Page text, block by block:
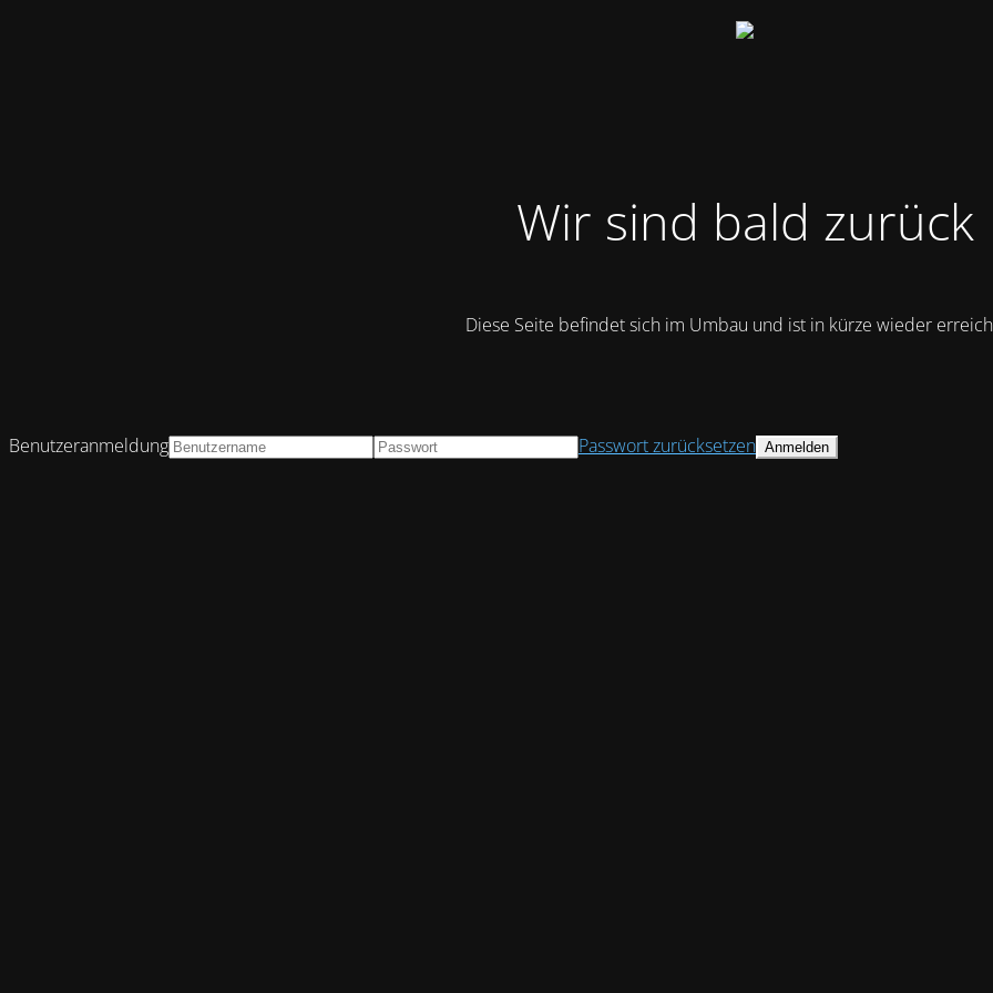
Wir sind bald zurück
Diese Seite befindet sich im Umbau und ist in kürze wieder
Benutzeranmeldung Passwort zurücksetzen